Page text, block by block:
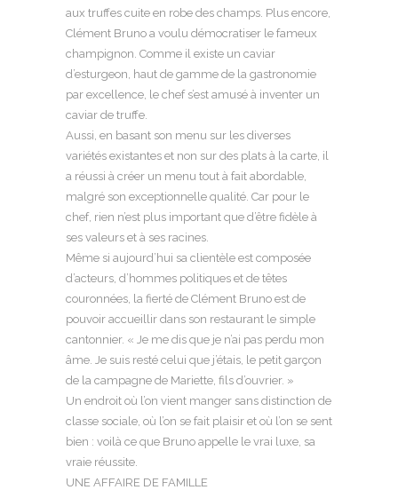
aux truffes cuite en robe des champs. Plus encore,
Clément Bruno a voulu démocratiser le fameux
champignon. Comme il existe un caviar
d’esturgeon, haut de gamme de la gastronomie
par excellence, le chef s’est amusé à inventer un
caviar de truffe.
Aussi, en basant son menu sur les diverses
variétés existantes et non sur des plats à la carte, il
a réussi à créer un menu tout à fait abordable,
malgré son exceptionnelle qualité. Car pour le
chef, rien n’est plus important que d’être fidèle à
ses valeurs et à ses racines.
Même si aujourd’hui sa clientèle est composée
d’acteurs, d’hommes politiques et de têtes
couronnées, la fierté de Clément Bruno est de
pouvoir accueillir dans son restaurant le simple
cantonnier. « Je me dis que je n’ai pas perdu mon
âme. Je suis resté celui que j’étais, le petit garçon
de la campagne de Mariette, fils d’ouvrier. »
Un endroit où l’on vient manger sans distinction de
classe sociale, où l’on se fait plaisir et où l’on se sent
bien : voilà ce que Bruno appelle le vrai luxe, sa
vraie réussite.
UNE AFFAIRE DE FAMILLE